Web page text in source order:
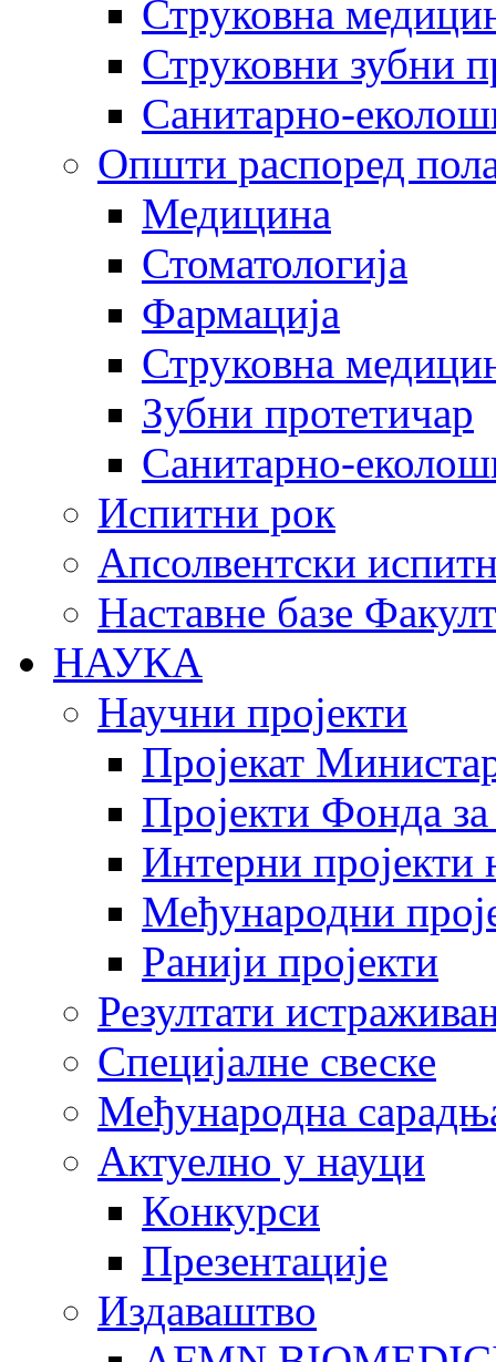
Струковна
Струковни зубни
Санитарно-
Општи распоред
Медицина
Стоматологија
Фармација
Струковна
Зубни протетичар
Санитарно-
Испитни рок
Апсолвентски
Наставне базе
НАУКА
Научни пројекти
Пројекат
Пројекти Фонда
Интерни пројекти
Међународни
Ранији пројекти
Резултати
Специјалне свеске
Међународна
Актуелно у науци
Конкурси
Презентације
Издаваштво